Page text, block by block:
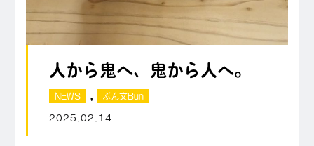
人から鬼へ、鬼から人へ。
NEWS , ぶん文Bun
2025.02.14